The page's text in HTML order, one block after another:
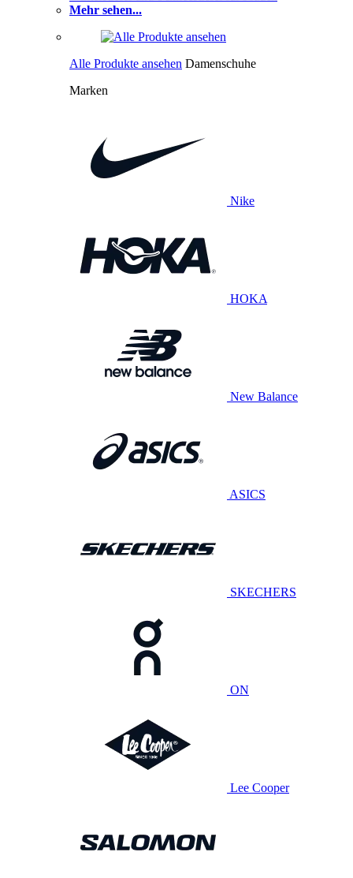
Mehr sehen...
Alle Produkte ansehen Damenschuhe
Marken
Nike
HOKA
New Balance
ASICS
SKECHERS
ON
Lee Cooper